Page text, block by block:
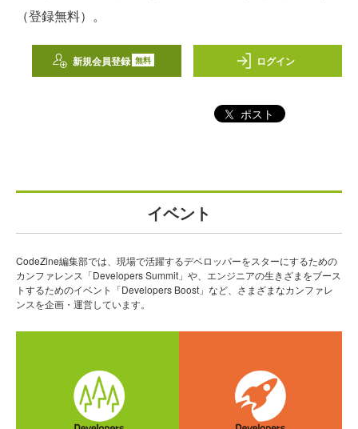
（登録無料）。
新規会員登録 無料 ログイン
ポスト
イベント
CodeZine編集部では、現場で活躍するデベロッパーをスターにするための
カンファレンス「Developers Summit」や、エンジニアの生きざまをブース
トするためのイベント「Developers Boost」など、さまざまなカンファレ
ンスを企画・運営しています。